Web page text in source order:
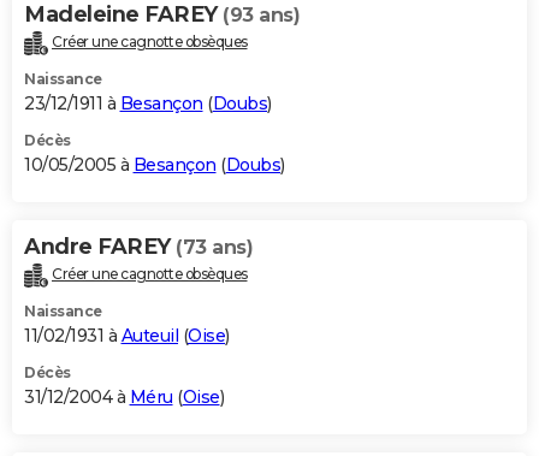
Madeleine FAREY (93 ans)
Créer une cagnotte obsèques
Naissance
23/12/1911 à Besançon (Doubs)
Décès
10/05/2005 à Besançon (Doubs)
Andre FAREY (73 ans)
Créer une cagnotte obsèques
Naissance
11/02/1931 à Auteuil (Oise)
Décès
31/12/2004 à Méru (Oise)